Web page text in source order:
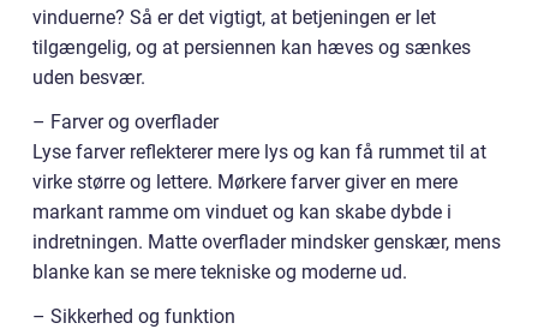
vinduerne? Så er det vigtigt, at betjeningen er let
tilgængelig, og at persiennen kan hæves og sænkes
uden besvær.
– Farver og overflader
Lyse farver reflekterer mere lys og kan få rummet til at
virke større og lettere. Mørkere farver giver en mere
markant ramme om vinduet og kan skabe dybde i
indretningen. Matte overflader mindsker genskær, mens
blanke kan se mere tekniske og moderne ud.
– Sikkerhed og funktion